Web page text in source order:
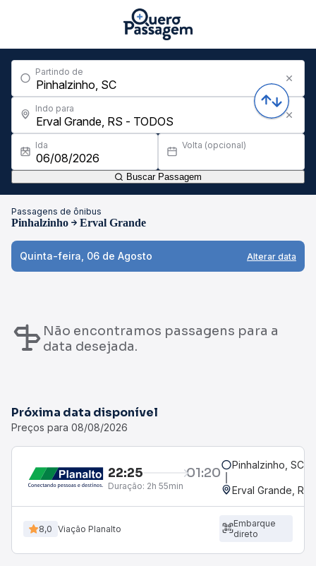
Partindo de
Indo para
Ida Volta (opcional)
Buscar Passagem
Passagens de ônibus
Pinhalzinho Erval Grande
Quinta-feira, 06 de Agosto Alterar data
Não encontramos passagens para a
data desejada.
Próxima data disponível
Preços para 08/08/2026
22:25 01:20
Duração: 2h 55min
Pinhalzinho, SC
Erval Grande, RS
8,0 Viação Planalto
Embarque
direto